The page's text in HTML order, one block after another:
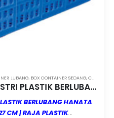
LUBANG, BOX CONTAINER SEDANG,CONTAINER BOX INDUSTRI MAKASSAR
BOX CONTAINER INDUSTRI PLASTIK BERLUBANG HANATA HNT 2202M (MEDIUM) UKURAN 52x37x27 CM
BERLUBANG HANATA
CM | RAJA PLASTIK